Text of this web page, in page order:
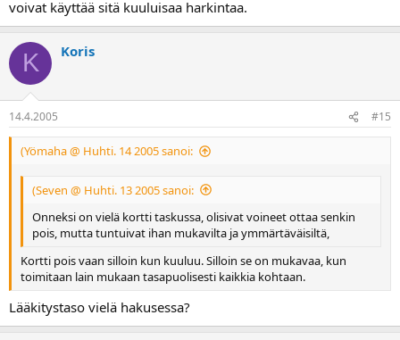
voivat käyttää sitä kuuluisaa harkintaa.
K Koris
14.4.2005 #15
(Yömaha @ Huhti. 14 2005 sanoi:
(Seven @ Huhti. 13 2005 sanoi:
Onneksi on vielä kortti taskussa, olisivat voineet ottaa senkin
pois, mutta tuntuivat ihan mukavilta ja ymmärtäväisiltä,
Kortti pois vaan silloin kun kuuluu. Silloin se on mukavaa, kun
toimitaan lain mukaan tasapuolisesti kaikkia kohtaan.
Lääkitystaso vielä hakusessa?